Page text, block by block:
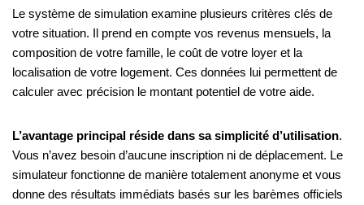
Le système de simulation examine plusieurs critères clés de
votre situation. Il prend en compte vos revenus mensuels, la
composition de votre famille, le coût de votre loyer et la
localisation de votre logement. Ces données lui permettent de
calculer avec précision le montant potentiel de votre aide.
L’avantage principal réside dans sa simplicité d’utilisation.
Vous n’avez besoin d’aucune inscription ni de déplacement. Le
simulateur fonctionne de manière totalement anonyme et vous
donne des résultats immédiats basés sur les barèmes officiels